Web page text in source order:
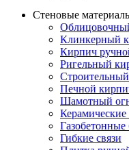
Стеновые
Клинкерный
Кирпич
Ригельный
Печной
Шамотный
Керамические
Газобетонные
Гибкие связи